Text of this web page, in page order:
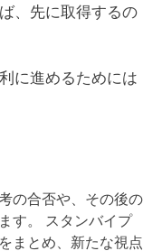
、先に取得するの
に進めるためには
の合否や、その後の
す。 スタンバイプ
まとめ、新たな視点